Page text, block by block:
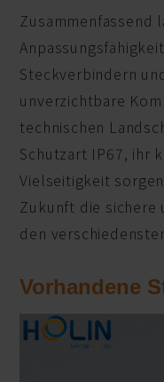
Zusammenfassend
Steckverbindern
unverzichtbare
technischen
Schutzart IP67, ihr
Vielseitigkeit
Zukunft die sichere
den
Vorhandene